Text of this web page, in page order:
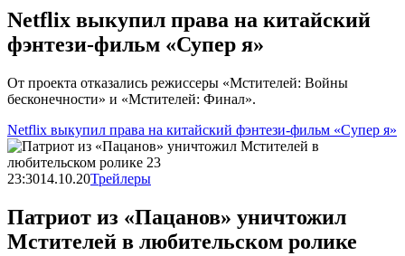
Netflix выкупил права на китайский
фэнтези-фильм «Супер я»
От проекта отказались режиссеры «Мстителей: Войны
бесконечности» и «Мстителей: Финал».
Netflix выкупил права на китайский фэнтези-фильм «Супер я»
23:3014.10.20Трейлеры
Патриот из «Пацанов» уничтожил
Мстителей в любительском ролике